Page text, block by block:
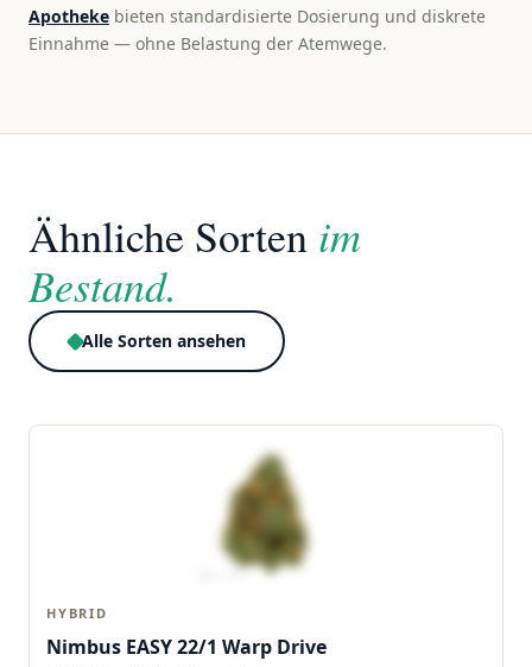
Apotheke bieten standardisierte Dosierung und diskrete
Einnahme — ohne Belastung der Atemwege.
Ähnliche Sorten im
Bestand.
Alle Sorten ansehen
HYBRID
Nimbus EASY 22/1 Warp Drive